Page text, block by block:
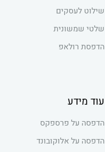
שילוט לעסקים
שלטי שמשונית
הדפסת רולאפ
עוד מידע
הדפסה על פרספקס
הדפסה על אלוקובונד